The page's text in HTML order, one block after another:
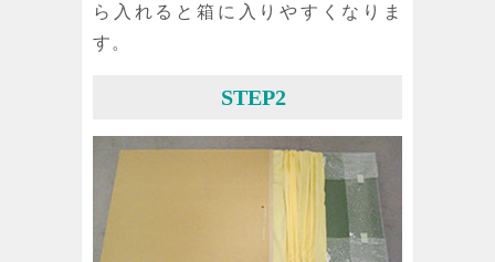
ら入れると箱に入りやすくなりま
す。
STEP2